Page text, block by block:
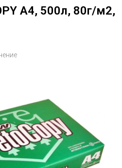
А4, 500л, 80г/м2,